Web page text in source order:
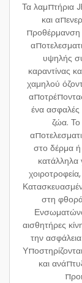
Τα λαμπτήρια
και
προθέρμανση
υψηλής
καραντίνας
χαμηλού
ένα ασφαλές
ζώα.
στο δέρμα
κατάλληλα
στη
αισθητήρες
την
και